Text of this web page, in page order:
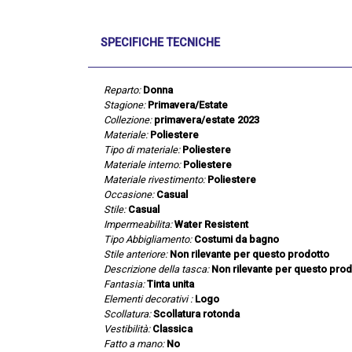
SPECIFICHE TECNICHE
Reparto: Donna
Stagione: Primavera/Estate
Collezione: primavera/estate 2023
Materiale: Poliestere
Tipo di materiale: Poliestere
Materiale interno: Poliestere
Materiale rivestimento: Poliestere
Occasione: Casual
Stile: Casual
Impermeabilita: Water Resistent
Tipo Abbigliamento: Costumi da bagno
Stile anteriore: Non rilevante per questo prodotto
Descrizione della tasca: Non rilevante per questo
Fantasia: Tinta unita
Elementi decorativi : Logo
Scollatura: Scollatura rotonda
Vestibilità: Classica
Fatto a mano: No